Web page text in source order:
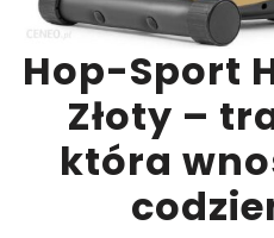
Hop-Sport
Złoty –
która